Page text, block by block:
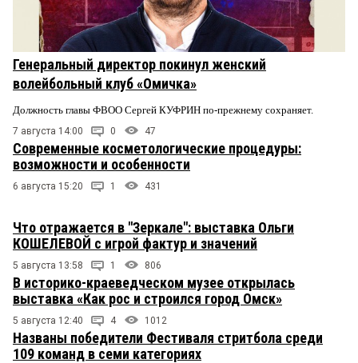
Генеральный директор покинул женский
волейбольный клуб «Омичка»
Должность главы ФВОО Сергей КУФРИН по-прежнему сохраняет.
7 августа 14:00 0 47
Современные косметологические процедуры:
возможности и особенности
6 августа 15:20 1 431
Что отражается в "Зеркале": выставка Ольги
КОШЕЛЕВОЙ с игрой фактур и значений
5 августа 13:58 1 806
В историко-краеведческом музее открылась
выставка «Как рос и строился город Омск»
5 августа 12:40 4 1012
Названы победители Фестиваля стритбола среди
109 команд в семи категориях